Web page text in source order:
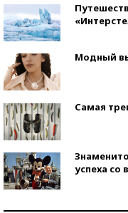
Модный
Самая
успеха со